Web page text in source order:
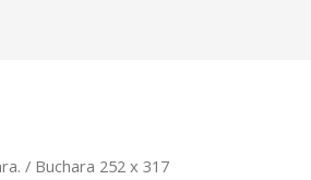
/ Buchara 252 x 317